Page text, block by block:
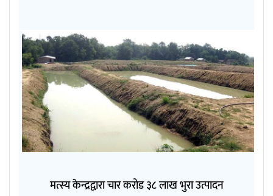
मत्स्य केन्द्रद्वारा चार करोड ३८ लाख भुरा उत्पादन